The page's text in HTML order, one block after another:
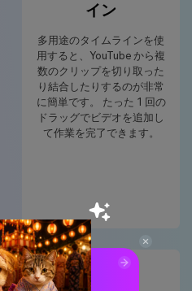
イン
多用途のタイムラインを使
用すると、YouTube から複
数のクリップを切り取った
り結合したりするのが非常
に簡単です。 たった 1 回の
ドラッグでビデオを追加し
て作業を完了できます。